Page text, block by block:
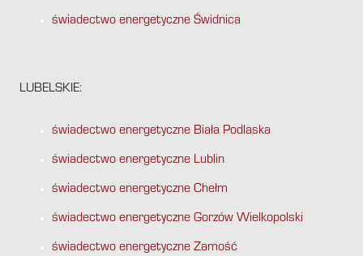
świadectwo energetyczne Świdnica
LUBELSKIE:
świadectwo energetyczne Biała Podlaska
świadectwo energetyczne Lublin
świadectwo energetyczne Chełm
świadectwo energetyczne Gorzów Wielkopolski
świadectwo energetyczne Zamość